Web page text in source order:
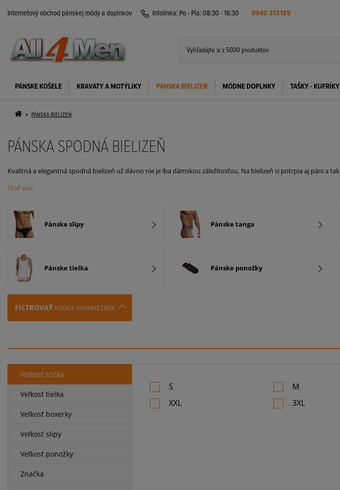
Internetový obchod pánskej módy a doplnkov Infolinka: Po - Pia: 08:30 - 16:30 0940 313189
PÁNSKE KOŠELE KRAVATY A MOTÝLIKY PÁNSKA BIELIZEŇ MÓDNE DOPLNKY TAŠKY - KUFRÍKY
PÁNSKA BIELIZEŇ
PÁNSKA SPODNÁ BIELIZEŇ
Kvalitná a elegantná spodná bielizeň už dávno nie je iba dámskou záležitosťou. Na bielizeň si potrpia aj páni a tak
budúpánske čierne boxerky DIESEL vyrobené z bavlny a elastanu. Navyše majú pružnú gumu v páse s logom
čítať viac
Pánske slipy Pánske tanga
Pánske tielka Pánske ponožky
FILTROVAŤ PODĽA PARAMETROV
Veľkosť trička
Veľkosť tielka
Veľkosť boxerky
Veľkosť slipy
Veľkosť ponožky
Značka
S M
XXL
3XL